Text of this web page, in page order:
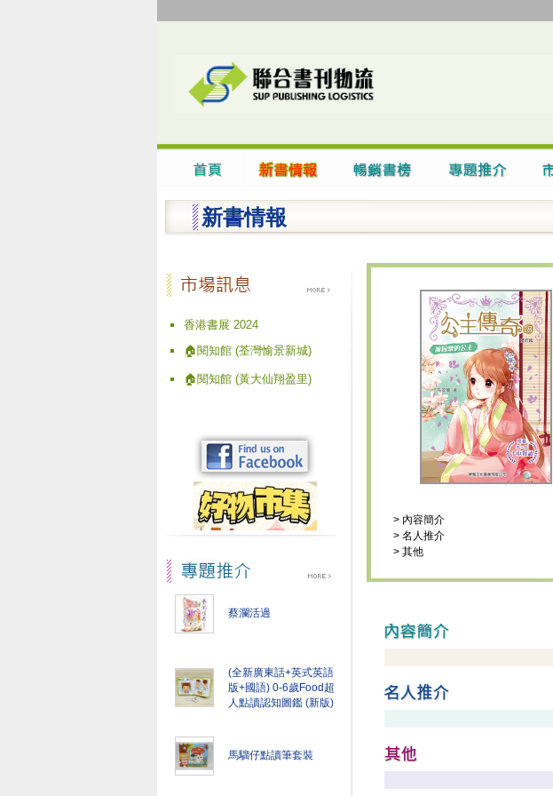
新書情報
香港書展 2024
🏠閱知館 (荃灣愉景新城)
🏠閱知館 (黃大仙翔盈里)
蔡瀾活過
(全新廣東話+英式英語
版+國語) 0-6歲Food超
人點讀認知圖鑑 (新版)
馬騮仔點讀筆套裝
> 內容簡介
> 名人推介
> 其他